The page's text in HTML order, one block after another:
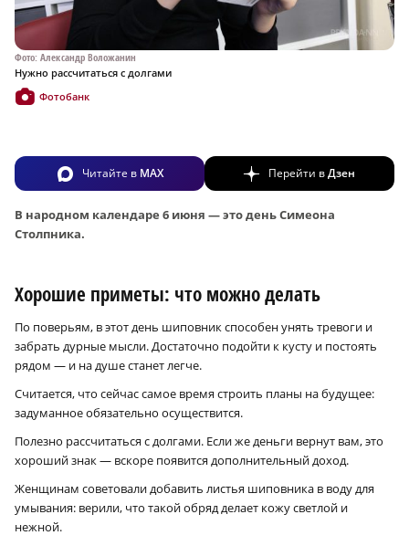
Фото: Александр Воложанин
Нужно рассчитаться с долгами
Фотобанк
Читайте в MAX Перейти вДзен
В народном календаре 6 июня — это день Симеона
Столпника.
Хорошие приметы: что можно делать
По поверьям, в этот день шиповник способен унять тревоги и
забрать дурные мысли. Достаточно подойти к кусту и постоять
рядом — и на душе станет легче.
Считается, что сейчас самое время строить планы на будущее:
задуманное обязательно осуществится.
Полезно рассчитаться с долгами. Если же деньги вернут вам, это
хороший знак — вскоре появится дополнительный доход.
Женщинам советовали добавить листья шиповника в воду для
умывания: верили, что такой обряд делает кожу светлой и
нежной.